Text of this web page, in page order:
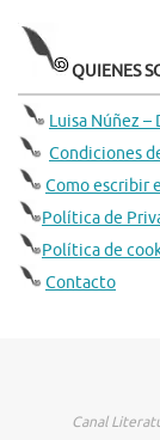
QUIENES
Luisa Núñez
Condiciones
Como escribir
Política de
Política de
Contacto
Canal